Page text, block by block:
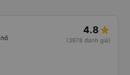
4.8
(3978 đánh giá)